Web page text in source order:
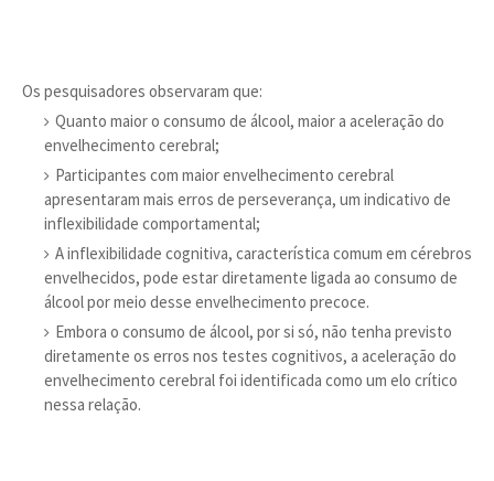
Os pesquisadores observaram que:
Quanto maior o consumo de álcool, maior a aceleração do
envelhecimento cerebral;
Participantes com maior envelhecimento cerebral
apresentaram mais erros de perseverança, um indicativo de
inflexibilidade comportamental;
A inflexibilidade cognitiva, característica comum em cérebros
envelhecidos, pode estar diretamente ligada ao consumo de
álcool por meio desse envelhecimento precoce.
Embora o consumo de álcool, por si só, não tenha previsto
diretamente os erros nos testes cognitivos, a aceleração do
envelhecimento cerebral foi identificada como um elo crítico
nessa relação.